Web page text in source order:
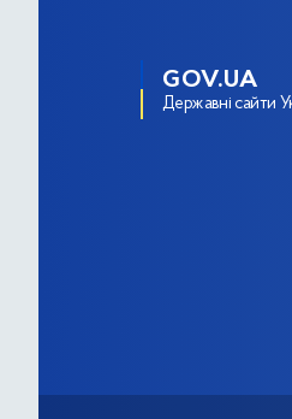
GOV.UA
Державні сайти